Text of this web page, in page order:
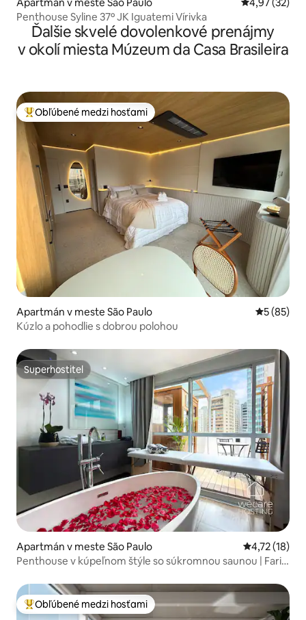
Apartmán v meste São Paulo Priemerné
4,97 (32)
Penthouse Syline 37º JK Iguatemi Vírivka
Ďalšie skvelé dovolenkové prenájmy
v okolí miesta Múzeum da Casa Brasileira
Najobľúbenejšie medzi hosťami
Obľúbené medzi hosťami
Apartmán v meste São Paulo
5 (85)
Kúzlo a pohodlie s dobrou polohou
Superhostiteľ
Superhostiteľ
Apartmán v meste São Paulo Priemerné
4,72 (18)
Penthouse v kúpeľnom štýle so súkromnou saunou | Faria
Najobľúbenejšie medzi hosťami
Obľúbené medzi hosťami